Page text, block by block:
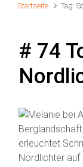
Startseite Tag:
# 74